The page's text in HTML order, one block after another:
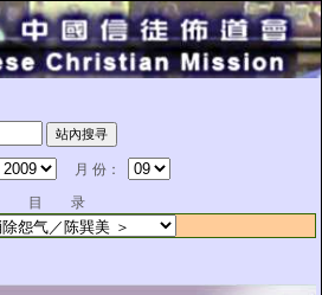
月 份：
目 录